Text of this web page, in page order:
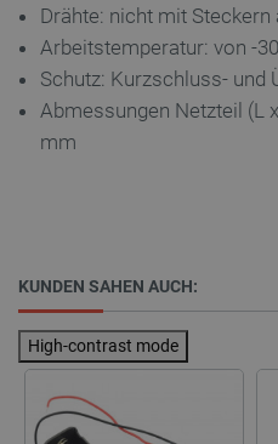
Drähte: nicht mit
Arbeitstemperatur: von -30
Schutz: Kurzschluss- und
Abmessungen Netzteil (L
mm
KUNDEN SAHEN AUCH:
High-contrast mode
critData